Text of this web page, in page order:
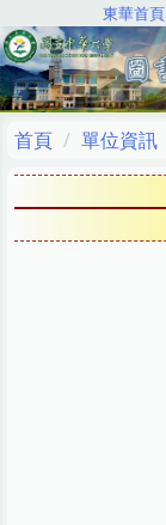
到
主
要
容
區
東華首頁
首頁 單位資訊